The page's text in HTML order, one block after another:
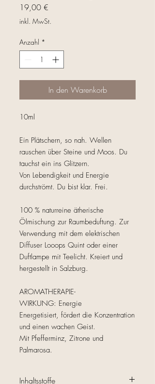
19,00 €
inkl. MwSt.
Anzahl *
In den Warenkorb
10ml
Ein Plätschern, so nah. Wellen
rauschen über Steine und Moos. Du
tauchst ein ins Glitzern.
Von Lebendigkeit und Energie
durchströmt. Du bist klar. Frei.
100 % naturreine ätherische
Ölmischung zur Raumbeduftung. Zur
Verwendung mit dem elektrischen
Diffuser Looops Quint oder einer
Duftlampe mit Teelicht. Kreiert und
hergestellt in Salzburg.
AROMATHERAPIE-
WIRKUNG: Energie
Energetisiert, fördert die Konzentration
und einen wachen Geist.
Mit Pfefferminz, Zitrone und
Palmarosa.
Inhaltsstoffe